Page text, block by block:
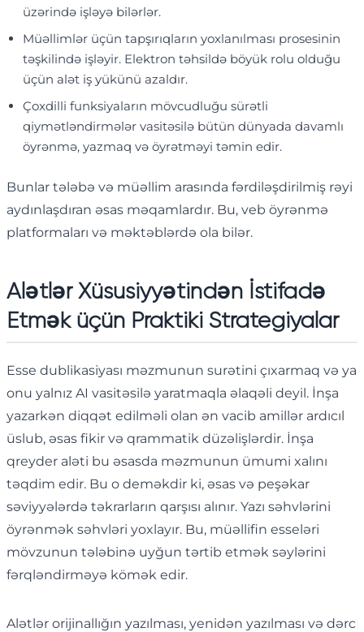
üzərində işləyə bilərlər.
Müəllimlər üçün tapşırıqların yoxlanılması prosesinin
təşkilində işləyir. Elektron təhsildə böyük rolu olduğu
üçün alət iş yükünü azaldır.
Çoxdilli funksiyaların mövcudluğu sürətli
qiymətləndirmələr vasitəsilə bütün dünyada davamlı
öyrənmə, yazmaq və öyrətməyi təmin edir.
Bunlar tələbə və müəllim arasında fərdiləşdirilmiş rəyi
aydınlaşdıran əsas məqamlardır. Bu, veb öyrənmə
platformaları və məktəblərdə ola bilər.
Alətlər Xüsusiyyətindən İstifadə
Etmək üçün Praktiki Strategiyalar
Esse dublikasiyası məzmunun surətini çıxarmaq və ya
onu yalnız AI vasitəsilə yaratmaqla əlaqəli deyil. İnşa
yazarkən diqqət edilməli olan ən vacib amillər ardıcıl
üslub, əsas fikir və qrammatik düzəlişlərdir. İnşa
qreyder aləti bu əsasda məzmunun ümumi xalını
təqdim edir. Bu o deməkdir ki, əsas və peşəkar
səviyyələrdə təkrarların qarşısı alınır. Yazı səhvlərini
öyrənmək səhvləri yoxlayır. Bu, müəllifin esseləri
mövzunun tələbinə uyğun tərtib etmək səylərini
fərqləndirməyə kömək edir.
Alətlər orijinallığın yazılması, yenidən yazılması və dərc